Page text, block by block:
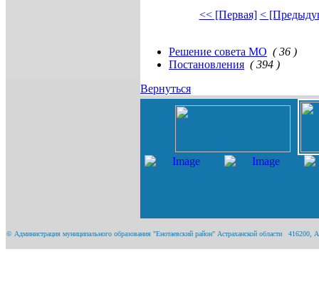
<< [Первая] <
Решение совета МО ( 36 )
Постановления ( 394 )
Вернуться
© Администрация муниципального образования "Енотаевский район" Астраханской области